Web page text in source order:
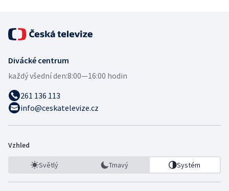
Divácké centrum
každý všední den:8:00—16:00 hodin
261 136 113
info@ceskatelevize.cz
Vzhled
Světlý Tmavý Systém